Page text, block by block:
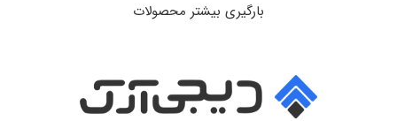
بارگیری بیشتر محصولات